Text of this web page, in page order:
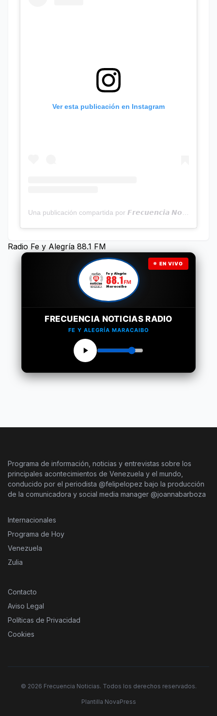
Ver esta publicación en Instagram
Radio Fe y Alegría 88.1 FM
EN VIVO
FRECUENCIA NOTICIAS RADIO
FE Y ALEGRÍA MARACAIBO
Programa de información, noticias y entrevistas sobre los
principales acontecimientos de Venezuela y el mundo,
conducido por el periodista @felipelopez bajo la producción
de la comunicadora y social media manager @joannabarboza
Internacionales
Programa de Hoy
Venezuela
Zulia
Contacto
Aviso Legal
Políticas de Privacidad
Cookies
© 2026 Frecuencia Noticias. Todos los derechos reservados.
Plantilla NovaPress